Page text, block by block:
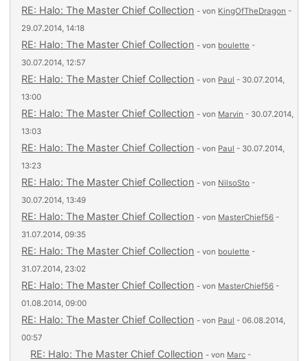
RE: Halo: The Master Chief Collection - von KingOfTheDragon -
29.07.2014, 14:18
RE: Halo: The Master Chief Collection - von boulette -
30.07.2014, 12:57
RE: Halo: The Master Chief Collection - von Paul - 30.07.2014,
13:00
RE: Halo: The Master Chief Collection - von Marvin - 30.07.2014,
13:03
RE: Halo: The Master Chief Collection - von Paul - 30.07.2014,
13:23
RE: Halo: The Master Chief Collection - von NilsoSto -
30.07.2014, 13:49
RE: Halo: The Master Chief Collection - von MasterChief56 -
31.07.2014, 09:35
RE: Halo: The Master Chief Collection - von boulette -
31.07.2014, 23:02
RE: Halo: The Master Chief Collection - von MasterChief56 -
01.08.2014, 09:00
RE: Halo: The Master Chief Collection - von Paul - 06.08.2014,
00:57
RE: Halo: The Master Chief Collection - von Marc -